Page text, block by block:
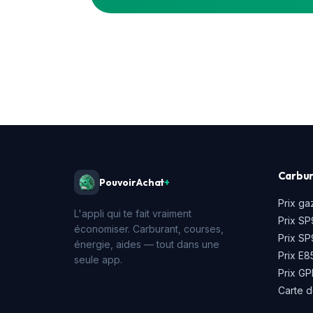
PouvoirAchat+
L'appli qui te fait vraiment
économiser. Carburant, courses,
énergie, aides — tout dans une
seule app.
Prix
Prix
Prix
Prix
Prix
Carte